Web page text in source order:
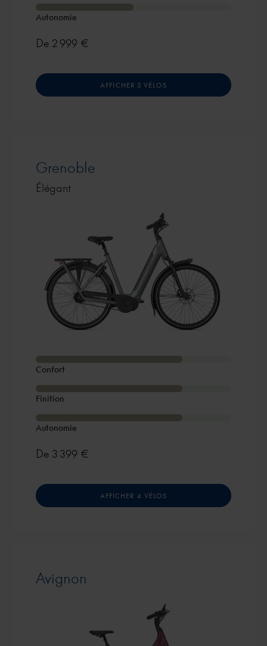
Autonomie
De 2 999 €
AFFICHER 3 VÉLOS
Grenoble
Élégant
Confort
Finition
Autonomie
De 3 399 €
AFFICHER 4 VÉLOS
Avignon